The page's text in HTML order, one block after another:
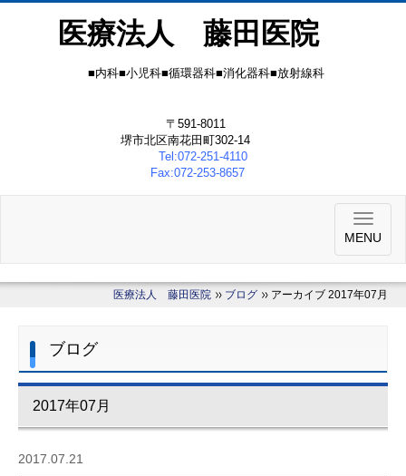
医療法人 藤田医院
■内科■小児科■循環器科■消化器科■放射線科
〒591-8011
堺市北区南花田町302-14
Tel:072-251-4110
Fax:072-253-8657
MENU
医療法人 藤田医院 ブログ アーカイブ 2017年07月
ブログ
2017年07月
2017.07.21